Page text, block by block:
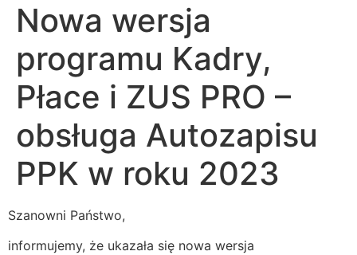
Nowa wersja
programu Kadry,
Płace i ZUS PRO –
obsługa Autozapisu
PPK w roku 2023
Szanowni Państwo,
informujemy, że ukazała się nowa wersja